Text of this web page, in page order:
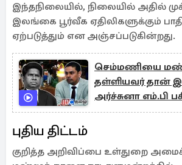
இந்தநிலையில், நிலையில் அதில்
இலங்கை பூர்வீக ஏதிலிகளுக்கும்
ஏற்படுத்தும் என அஞ்சப்படுகின்றது.
செம்மணியை
தள்ளியவர் தான்
அர்ச்சுனா எம்.பி
புதிய திட்டம்
குறித்த அறிவிப்பை உள்துறை